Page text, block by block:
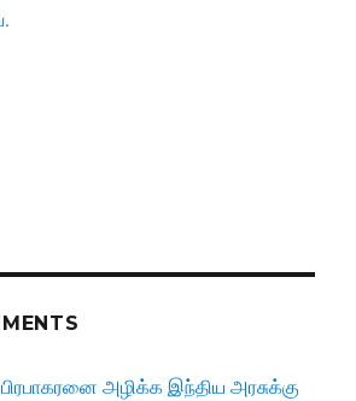
பிரபாகரனை அழிக்க இந்திய அரசுக்கு